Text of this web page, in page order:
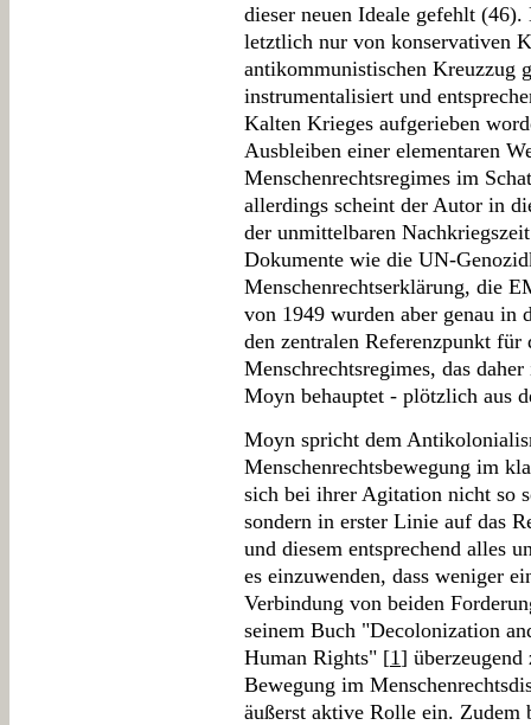
dieser neuen Ideale gefehlt
letztlich nur von konservativen
antikommunistischen Kreuzzug
instrumentalisiert und
Kalten Krieges aufgerieben
Ausbleiben einer elementaren
Menschenrechtsregimes im
allerdings scheint der Autor in
der unmittelbaren
Dokumente wie die UN-
Menschenrechtserklärung, die
von 1949 wurden aber genau in
den zentralen Referenzpunkt
Menschrechtsregimes, das
Moyn behauptet - plötzlich aus
Moyn spricht dem
Menschenrechtsbewegung im
sich bei ihrer Agitation nicht so
sondern in erster Linie auf das
und diesem entsprechend alles
es einzuwenden, dass weniger
Verbindung von beiden
seinem Buch "Decolonization
Human Rights" [1]
Bewegung im
äußerst aktive Rolle ein. Zudem